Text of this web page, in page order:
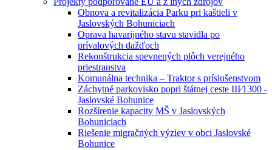
Obnova a revitalizácia Parku pri kaštieli v
Jaslovských Bohuniciach
Oprava havarijného stavu stavidla po
prívalových dažďoch
Rekonštrukcia spevnených plôch verejného
priestranstva
Komunálna technika – Traktor s príslušenstvom
Záchytné parkovisko popri štátnej ceste III⁄1300 -
Jaslovské Bohunice
Rozšírenie kapacity MŠ v Jaslovských
Bohuniciach
Riešenie migračných výziev v obci Jaslovské
Bohunice